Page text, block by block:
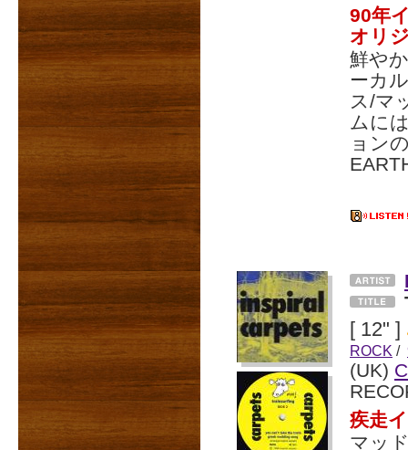
90年
オリ
鮮や
ーカ
ス/マ
ムに
ョン
[ 12" ]
ROCK /
(UK)
疾走
マッ